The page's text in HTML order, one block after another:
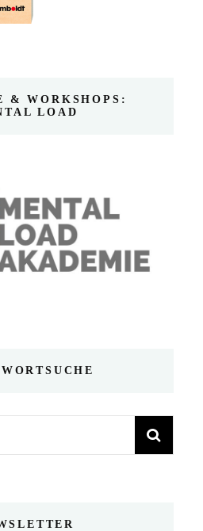
& WORKSHOPS:
LOAD